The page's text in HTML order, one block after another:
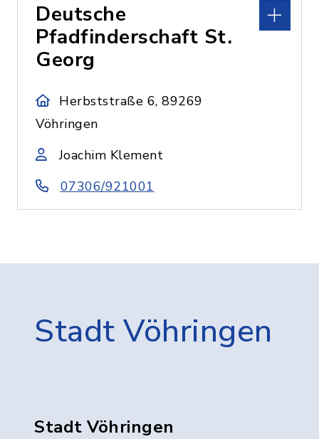
Deutsche
Pfadfinderschaft St.
Georg
Herbststraße 6, 89269
Vöhringen
Joachim Klement
07306/921001
Stadt Vöhringen
Stadt Vöhringen